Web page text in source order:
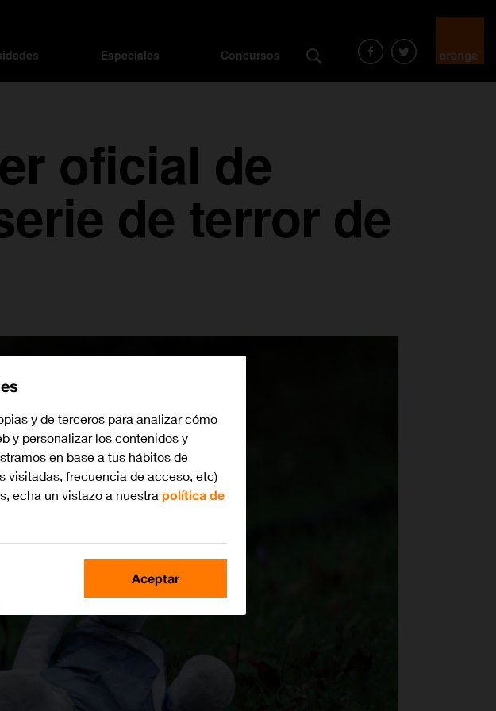
Especiales Concursos
oficial de
de terror de
y de terceros para analizar cómo
y personalizar los contenidos y
en base a tus hábitos de
visitadas, frecuencia de acceso, etc)
echa un vistazo a nuestra política de
Aceptar